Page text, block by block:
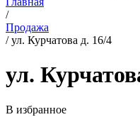
/
Продажа
/ул. Курчатова д. 16/4
ул.
В избранное